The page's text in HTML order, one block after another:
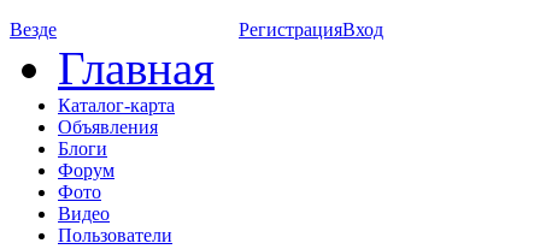
Везде РегистрацияВход
Главная
Каталог-карта
Объявления
Блоги
Форум
Фото
Видео
Пользователи